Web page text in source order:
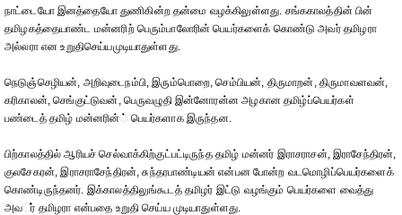
நாட்டையோ இனத்தையோ துணிகின்ற தன்மை வழக்கிலுள்ளது. சங்ககாலத்தின் பின்
தமிழகத்தையாண்ட மன்னரிற் பெரும்பாலோரின் பெயர்களைக் கொண்டு அவர் தமிழரா
அல்லரா என உறுதிசெய்யமுடியாதுள்ளது.
நெடுஞ்செழியன், அறிவுடைநம்பி, இரும்பொறை, செம்பியன், திருமாறன், திருமாவளவன்,
கரிகாலன், செங்குட்டுவன், பெருவழுதி இன்னோரன்ன அழகான தமிழ்ப்பெயர்கள்
பண்டைத் தமிழ் மன்னரின்் பெயர்களாக இருந்தன.
பிற்காலத்தில் ஆரியச் செல்வாக்கிற்குட்பட்டிருந்த தமிழ் மன்னர் இராசராசன், இராசேந்திரன்,
குலசேகரன், இராசராசேந்திரன், சுந்தரபாண்டியன் என்பன போன்ற வடமொழிப்பெயர்களைக்
கொண்டிருந்தனர். இக்காலத்திலுங்கூடத் தமிழர் இட்டு வழங்கும் பெயர்களை வைத்து
அவர்் தமிழரா என்பதை உறுதி செய்ய முடியாதுள்ளது.